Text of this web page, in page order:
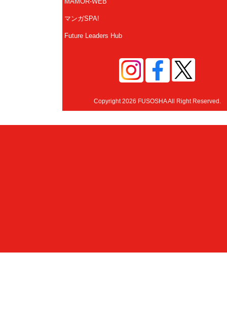
マンガSPA!
Future Leaders Hub
Copyright 2026 FUSOSHA All Right Reserved.